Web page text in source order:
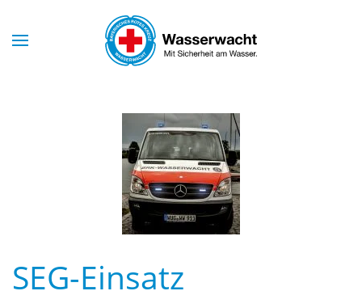
Skip to main content
SEG-Einsatz